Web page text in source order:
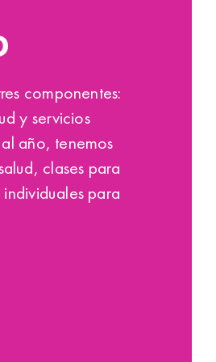
componentes:
y servicios
año, tenemos
clases para
para